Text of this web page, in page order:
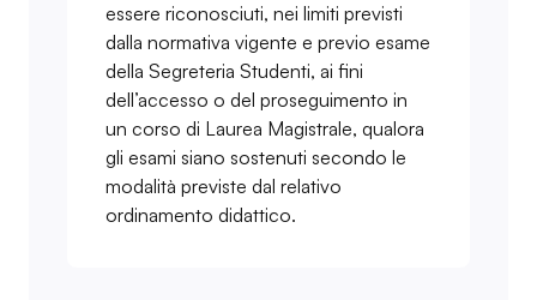
essere riconosciuti, nei limiti previsti
dalla normativa vigente e previo esame
della Segreteria Studenti, ai fini
dell’accesso o del proseguimento in
un corso di Laurea Magistrale, qualora
gli esami siano sostenuti secondo le
modalità previste dal relativo
ordinamento didattico.